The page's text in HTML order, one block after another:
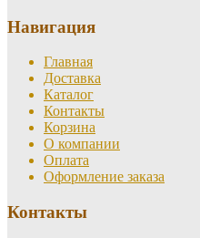
Навигация
Главная
Доставка
Каталог
Контакты
Корзина
О компании
Оплата
Оформление заказа
Контакты